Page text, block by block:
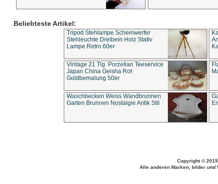
Beliebteste Artikel:
Tripod Stehlampe Scheinwerfer
Stehleuchte Dreibein Holz Stativ
Lampe Retro 60er
Vintage 21 Tlg. Porzellan Teeservice
Japan China Geisha Rot
Goldbemalung 50er
Waschbecken Weiss Wandbrunnen
Garten Brunnen Nostalgie Antik Stil
Copyright ©
Alle anderen Marken, bilder und